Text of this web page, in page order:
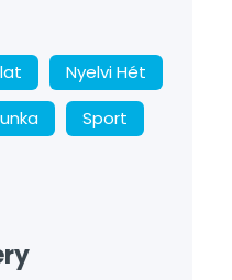
Nyelvi Hét
Sport